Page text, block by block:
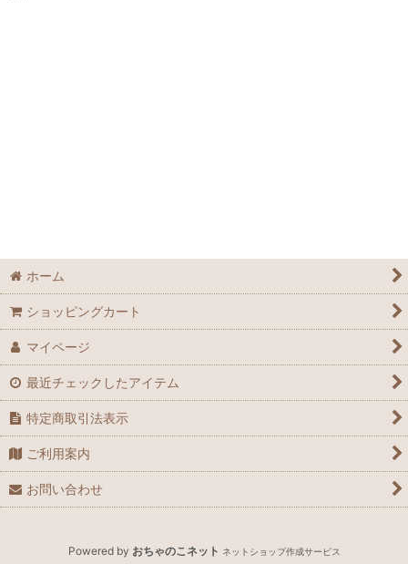
ホーム
ショッピングカート
マイページ
最近チェックしたアイテム
特定商取引法表示
ご利用案内
お問い合わせ
Powered by おちゃのこネット ネットショップ作成サービス